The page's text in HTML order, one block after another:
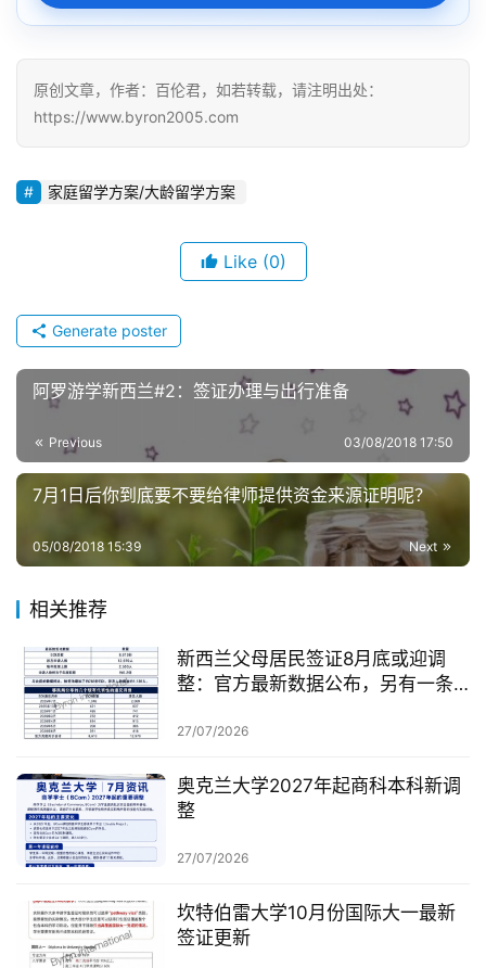
原创文章，作者：百伦君，如若转载，请注明出处：
https://www.byron2005.com
家庭留学方案/大龄留学方案
Like (0)
Generate poster
阿罗游学新西兰#2：签证办理与出行准备
Previous 03/08/2018 17:50
7月1日后你到底要不要给律师提供资金来源证明呢？
Next
05/08/2018 15:39
相关推荐
新西兰父母居民签证8月底或迎调
整：官方最新数据公布，另有一条
27/07/2026
奥克兰大学2027年起商科本科新调
整
27/07/2026
坎特伯雷大学10月份国际大一最新
签证更新